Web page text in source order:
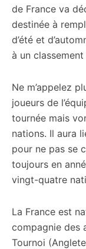
de France va
destinée à
d’été et
à un
Ne m’appelez
joueurs de
tournée mais
nations. Il aura
pour ne pas se
toujours en
vingt-quatre
La France est
compagnie des
Tournoi